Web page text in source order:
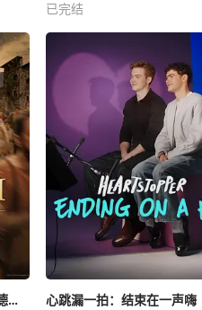
已完结
寻迹庞贝古城：与汤姆·希德勒斯顿同行
心跳漏一拍：结束在一声嗨